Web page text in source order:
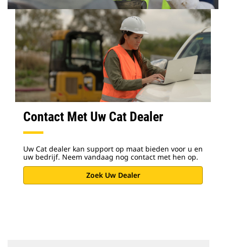
Contact Met Uw Cat Dealer
Uw Cat dealer kan support op maat bieden voor u en
uw bedrijf. Neem vandaag nog contact met hen op.
Zoek Uw Dealer